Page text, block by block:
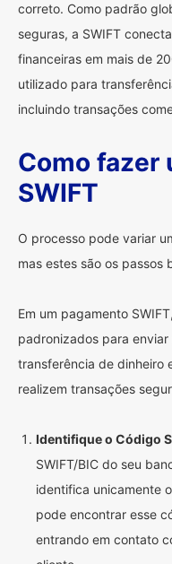
correto. Como padrão
seguras, a SWIFT
financeiras em mais de
utilizado para
incluindo transações
Como fazer
SWIFT
O processo pode variar
mas estes são os passos
Em um pagamento
padronizados para
transferência de dinheiro
realizem transações
Identifique o Código
SWIFT/BIC do seu
identifica unicamente
pode encontrar esse
entrando em contato